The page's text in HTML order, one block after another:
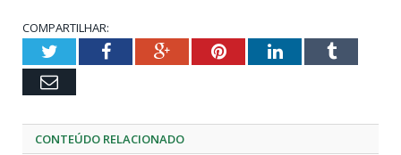
COMPARTILHAR:
TwitterFacebookGoogle+PinterestLinkedInTumblr
Email
CONTEÚDO RELACIONADO